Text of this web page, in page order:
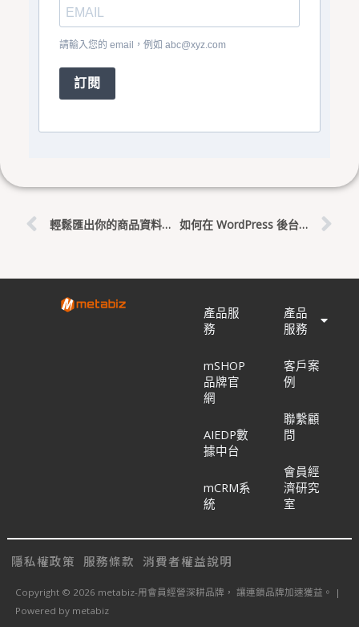
請輸入您的 email，例如 abc@xyz.com
訂閱
輕鬆匯出你的商品資料：WordPress後台匯出功能指南 如何在 WordPress 後台管理與回覆文章留言
產品服
務
mSHOP
品牌官
網
AIEDP數
據中台
mCRM系
統
產品
服務
客戶案
例
聯繫顧
問
會員經
濟研究
室
Copyright © 2026 metabiz-用會員經營深耕品牌， 讓連鎖品牌加速獲益。 |
Powered by metabiz
隱私權政策 服務條款 消費者權益說明